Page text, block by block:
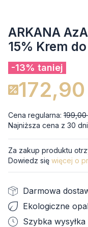
ARKANA
15% Krem
-13% taniej
172,90
Cena regularna: 199,00
Najniższa cena z 30
Za zakup produktu
Dowiedz się więcej o
Darmowa
Ekologiczne
Szybka wysyłka